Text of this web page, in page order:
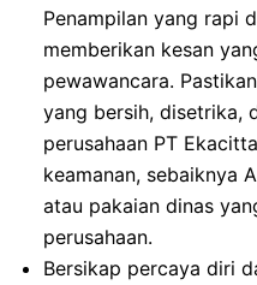
Penampilan yang rapi
memberikan kesan
pewawancara.
yang bersih, disetrika,
perusahaan PT
keamanan, sebaiknya
atau pakaian dinas
perusahaan.
Bersikap percaya diri